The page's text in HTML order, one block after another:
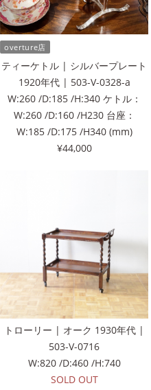
overture店
ティーケトル | シルバープレート
1920年代 | 503-V-0328-a
W:260 /D:185 /H:340 ケトル：
W:260 /D:160 /H230 台座：
W:185 /D:175 /H340 (mm)
¥44,000
トローリー | オーク 1930年代 |
503-V-0716
W:820 /D:460 /H:740
SOLD OUT